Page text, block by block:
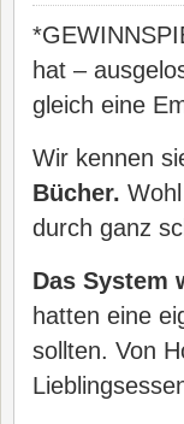
hat –
gleich eine
Wir kennen
Bücher.
durch ganz
Das System
hatten eine
sollten. Von